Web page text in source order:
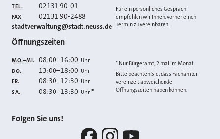
TEL. 02131 90-01
FAX 02131 90-2488
E-MAIL
stadtverwaltung@stadt.neuss.de
Für ein persönliches Gespräch
empfehlen wir Ihnen, vorher einen
Termin zu vereinbaren.
Öffnungszeiten
MO.–MI. 08:00–16:00 Uhr
DO. 13:00–18:00 Uhr
FR. 08:30–12:30 Uhr
SA. 08:30–13:30 Uhr *
* Nur Bürgeramt, 2 mal im Monat
Bitte beachten Sie, dass Fachämter
vereinzelt abweichende
Öffnungszeiten haben können.
Folgen Sie uns!